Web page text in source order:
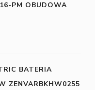
PM OBUDOWA
BATERIA
ZENVARBKHW0255